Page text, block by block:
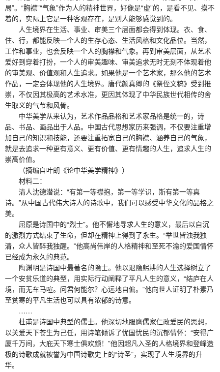
局”。“胸襟”“气象”作为人的精神世界，好像是“虚”的，是看不见、摸不
着的，实际上它是一种客观存在，是别人能够感觉到的。
人生境界在生活、事业、审美三个层面都会得到体现。衣、食、
住、行，都能反映一个人的生存心态、生活风格和文化品位。当然，
工作和事业，也会反映一个人的胸襟和气象。再到审美层面，从艺术
爱好到穿着打扮，一个人的审美趣味、审美追求无时无刻不体现着他
的审美观、价值观和人生追求。如果他是一个艺术家，那么他的艺术
作品，一定会体现他的人生境界。唐代颜真卿的《祭侄文稿》受到推
崇，不仅因其极高的艺术水准，更因其体现了中华民族世代相传的舍
生取义的气节和风骨。
中华美学从来认为，艺术作品品格和艺术家品格是统一的，诗
品、书品、画品出于人品。中国古代思想家历来强调，不仅要注重增
加自己的知识和技能，还要注重拓宽自己的胸襟、涵养自己的气象，
就是去追求一种更有意义、更有价值、更有情趣的人生，追求人生的
崇高价值。
（摘编自叶朗《论中华美学精神》）
材料二：
清人沈德潜说：“有第一等襟抱，第一等学识，斯有第一等真
诗。”从中国古代伟大诗人的诗歌中，我们可以感受中华文化的品格之
美。
屈原是诗国中的“烈士”。他不懈地寻求人生的意义，最后以自沉
的激烈方式结束了生命，但却在精神上得到了永生。“举世皆浊我独
清，众人皆醉我独醒。”他高尚伟岸的人格精神和至死不渝的爱国情怀
已经成为永久的典范。
陶渊明是诗国中最著名的隐士。他以退隐躬耕的人生选择树立了
一个安贫乐道的典型，用实际行动阐释了平凡人生的意义，“结庐在人
境，而无车马喧。问君何能尔？心远地自偏。”他向世人证明了朴素乃
至贫寒的平凡生活也可以具有浓郁的诗意。
……
杜甫是诗国中典型的儒士。他深切地服膺儒家仁政爱民的思想，
以关爱天下苍生为己任，用诗笔倾诉了忧国忧民的沉郁情怀：“安得广
厦千万间，大庇天下寒士俱欢颜！”他因超凡入圣的人格境界和登峰造
极的诗歌成就被誉为中国诗歌史上的“诗圣”，实现了人生境界的升
华。